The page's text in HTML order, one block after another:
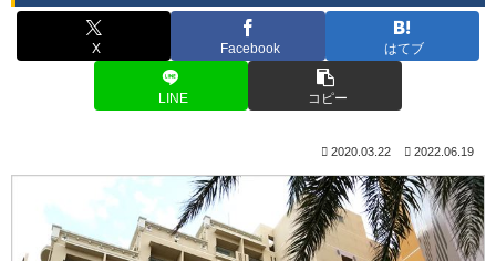
X Facebook はてブ
LINE コピー
2020.03.22 2022.06.19